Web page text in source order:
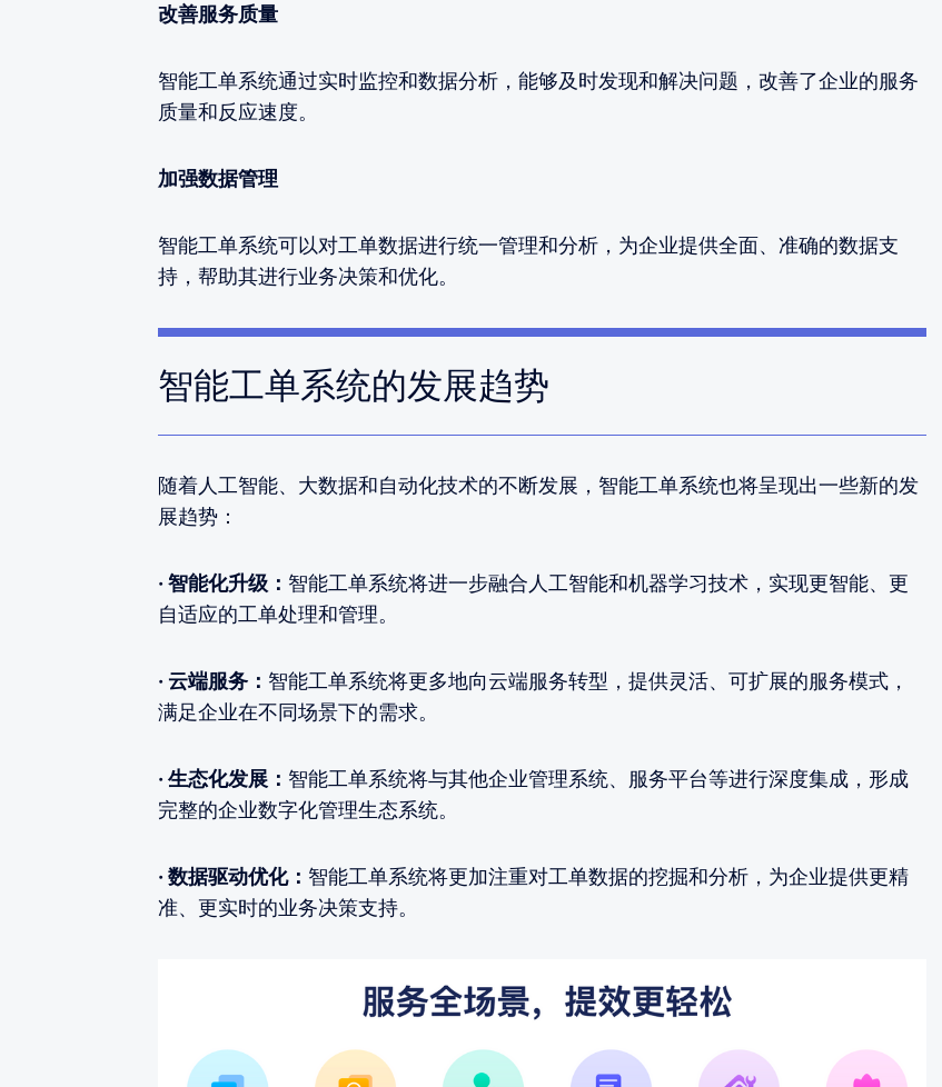
改善服务质量
智能工单系统通过实时监控和数据分析，能够及时发现和解决问题，改善了企业的服务
质量和反应速度。
加强数据管理
智能工单系统可以对工单数据进行统一管理和分析，为企业提供全面、准确的数据支
持，帮助其进行业务决策和优化。
智能工单系统的发展趋势
随着人工智能、大数据和自动化技术的不断发展，智能工单系统也将呈现出一些新的发
展趋势：
· 智能化升级： 智能工单系统将进一步融合人工智能和机器学习技术，实现更智能、更
自适应的工单处理和管理。
· 云端服务： 智能工单系统将更多地向云端服务转型，提供灵活、可扩展的服务模式，
满足企业在不同场景下的需求。
· 生态化发展： 智能工单系统将与其他企业管理系统、服务平台等进行深度集成，形成
完整的企业数字化管理生态系统。
· 数据驱动优化： 智能工单系统将更加注重对工单数据的挖掘和分析，为企业提供更精
准、更实时的业务决策支持。